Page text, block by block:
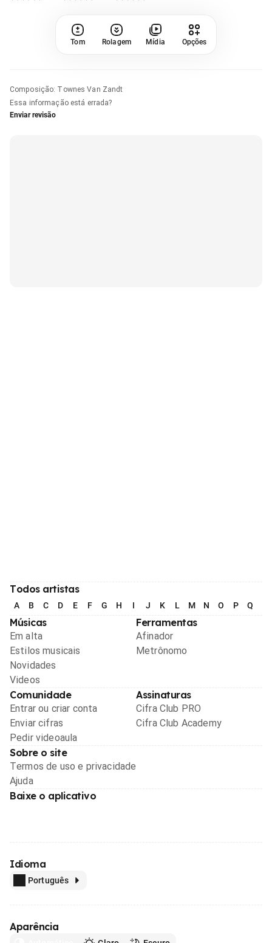
Tom Rolagem Mídia Opções
Composição: Townes Van Zandt
Essa informação está errada?
Enviar revisão
Todos artistas
A B C D E F G H I J K L M N O P Q
Músicas
Em alta
Estilos musicais
Novidades
Videos
Ferramentas
Afinador
Metrônomo
Comunidade
Entrar ou criar conta
Enviar cifras
Pedir videoaula
Assinaturas
Cifra Club PRO
Cifra Club Academy
Sobre o site
Termos de uso e privacidade
Ajuda
Baixe o aplicativo
Idioma
Português
Aparência